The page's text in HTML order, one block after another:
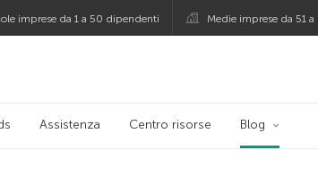
imprese da 1 a 50 dipendenti Medie imprese da 51
Assistenza Centro risorse Blog